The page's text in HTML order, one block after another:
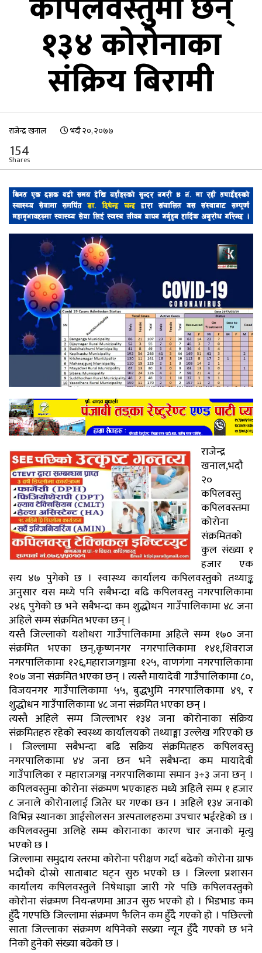
१३४ कोरोनाका
संक्रिय बिरामी
राजेन्द्र खनाल भदौ २०, २०७७
154
Shares
राजेन्द्र
खनाल,भदौ
२०
कपिलवस्तु
कपिलवस्तमा
कोरोना
संक्रमितको
कुल संख्या १
हजार एक
सय ४७ पुगेको छ । स्वास्थ्य कार्यालय कपिलवस्तुको तथ्याङ्क
अनुसार यस मध्ये पनि सबैभन्दा बढि कपिलवस्तु नगरपालिकामा
२४६ पुगेको छ भने सबैभन्दा कम शुद्धोधन गाउँपालिकामा ४८ जना
अहिले सम्म संक्रमित भएका छन् ।
यस्तै जिल्लाको यशोधरा गाउँपालिकामा अहिले सम्म १७० जना
संक्रमित भएका छन्,कृष्णनगर नगरपालिकामा १४१,शिवराज
नगरपालिकामा १२६,महाराजगञ्जमा १२५, वाणगंगा नगरपालिकामा
१०७ जना संक्रमित भएका छन् । त्यस्तै मायादेवी गाउँपालिकामा ८०,
विजयनगर गाउँपालिकामा ५५, बुद्धभुमि नगरपालिकामा ४९, र
शुद्धोधन गाउँपालिकामा ४८ जना संक्रमित भएका छन् ।
त्यस्तै अहिले सम्म जिल्लाभर १३४ जना कोरोनाका संक्रिय
संक्रमितहरु रहेको स्वस्थ्य कार्यालयको तथ्याङ्मा उल्लेख गरिएको छ
। जिल्लामा सबैभन्दा बढि सक्रिय संक्रमितहरु कपिलवस्तु
नगरपालिकामा ४४ जना छन भने सबैभन्दा कम मायादेवी
गाउँपालिका र महाराजगञ्ज नगरपालिकामा समान ३÷३ जना छन् ।
कपिलवस्तुमा कोरोना संक्रमण भएकाहरु मध्ये अहिले सम्म १ हजार
८ जनाले कोरोनालाई जितेर घर गएका छन । अहिले १३४ जनाको
विभिन्न स्थानका आईसोलसन अस्पतालहरुमा उपचार भईरहेको छ ।
कपिलवस्तुमा अलिहे सम्म कोरानाका कारण चार जनाको मृत्यु
भएको छ ।
जिल्लामा समुदाय स्तरमा कोरोना परीक्षण गर्दा बढेको कोरोना ग्राफ
भदौको दोस्रो साताबाट घट्न सुरु भएको छ । जिल्ला प्रशासन
कार्यालय कपिलवस्तुले निषेधाज्ञा जारी गरे पछि कपिलवस्तुको
कोरोना संक्रमण नियन्त्रणमा आउन सुरु भएको हो । भिडभाड कम
हुँदै गएपछि जिल्लामा संक्रमण फैलिन कम हुँदै गएको हो । पछिल्लो
साता जिल्लाका संक्रमण थपिनेको सख्या न्यून हुँदै गएको छ भने
निको हुनेको संख्या बढेको छ ।